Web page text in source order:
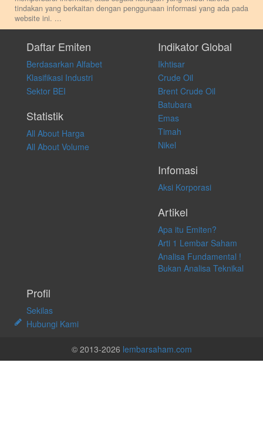
tindakan yang berkaitan dengan penggunaan informasi yang ada pada
website ini. ...
pribadi. Kami tidak memberi anjuran, saran, rekomendasi untuk
membeli, menjual atau melakukan aktivitas lain yang terkait dengan
transaksi perdagangan apapun, dan kami tidak bertanggung jawab
atas keputusan investasi yang dilakukan dalam kondisi dan situasi
apapun juga, yang diakibatkan secara langsung maupun tidak
langsung atas konten pada website ini.
Daftar Emiten
Berdasarkan Alfabet
Klasifikasi Industri
Sektor BEI
Statistik
All About Harga
All About Volume
Indikator Global
Ikhtisar
Crude Oil
Brent Crude Oil
Batubara
Emas
Timah
Nikel
Infomasi
Aksi Korporasi
Artikel
Apa itu Emiten?
Arti 1 Lembar Saham
Analisa Fundamental !
Bukan Analisa Teknikal
Profil
Sekilas
Hubungi Kami
© 2013-2026 lembarsaham.com